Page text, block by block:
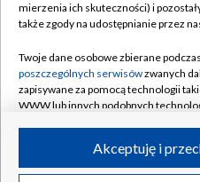
Naziemna Telewizja
Rada Programowa
System NOS
Informacje o nadawcy
Program dla prasy
©2026 Telewizja
mierzenia ich skuteczności) i
także zgody na udostępnianie przez
Twoje dane osobowe zbierane
poszczególnych serwisówzwanych
zapisywane za pomocą technologii
WWW lub innych podobnych
ruchu w Internecie.Akceptuję i